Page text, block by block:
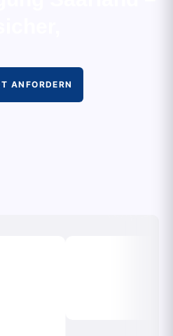
ANFORDERN